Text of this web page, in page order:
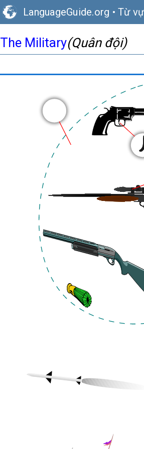
LanguageGuide.org • Từ
The Military(Quân đội)